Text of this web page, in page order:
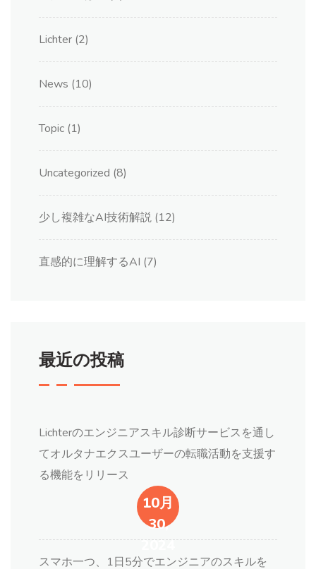
Lichter (2)
News (10)
Topic (1)
Uncategorized (8)
少し複雑なAI技術解説 (12)
直感的に理解するAI (7)
最近の投稿
Lichterのエンジニアスキル診断サービスを通し
てオルタナエクスユーザーの転職活動を支援す
る機能をリリース
10月
30,
2024
スマホ一つ、1日5分でエンジニアのスキルを